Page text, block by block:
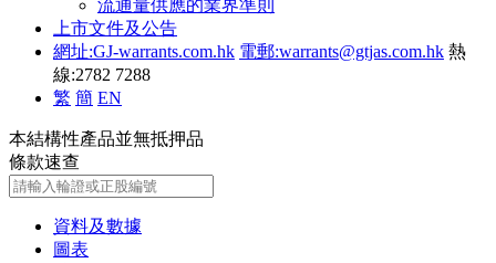
流通量供應的業界準則
上市文件及公告
網址:GJ-warrants.com.hk 電郵:warrants@gtjas.com.hk 熱
線:2782 7288
繁 簡 EN
本結構性產品並無抵押品
條款速查
資料及數據
圖表